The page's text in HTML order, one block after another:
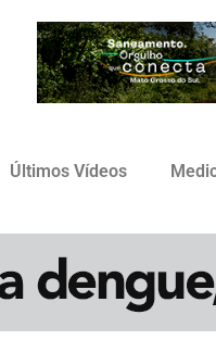
Últimos Vídeos